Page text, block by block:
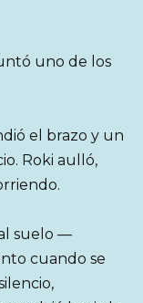
uno de los
el brazo y un
Roki aulló,
suelo —
cuando se